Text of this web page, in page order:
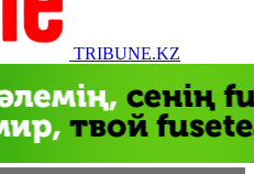
TRIBUNE.KZ